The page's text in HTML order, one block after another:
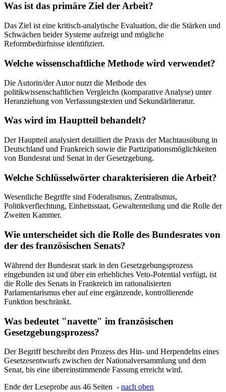
Was ist das primäre Ziel der Arbeit?
Das Ziel ist eine kritisch-analytische Evaluation, die die Stärken und
Schwächen beider Systeme aufzeigt und mögliche
Reformbedürfnisse identifiziert.
Welche wissenschaftliche Methode wird verwendet?
Die Autorin/der Autor nutzt die Methode des
politikwissenschaftlichen Vergleichs (komparative Analyse) unter
Heranziehung von Verfassungstexten und Sekundärliteratur.
Was wird im Hauptteil behandelt?
Der Hauptteil analysiert detailliert die Praxis der Machtausübung in
Deutschland und Frankreich sowie die Partizipationsmöglichkeiten
von Bundesrat und Senat in der Gesetzgebung.
Welche Schlüsselwörter charakterisieren die Arbeit?
Wesentliche Begriffe sind Föderalismus, Zentralismus,
Politikverflechtung, Einheitsstaat, Gewaltenteilung und die Rolle der
Zweiten Kammer.
Wie unterscheidet sich die Rolle des Bundesrates von
der des französischen Senats?
Während der Bundesrat stark in den Gesetzgebungsprozess
eingebunden ist und über ein erhebliches Veto-Potential verfügt, ist
die Rolle des Senats in Frankreich im rationalisierten
Parlamentarismus eher auf eine ergänzende, kontrollierende
Funktion beschränkt.
Was bedeutet "navette" im französischen
Gesetzgebungsprozess?
Der Begriff beschreibt den Prozess des Hin- und Herpendelns eines
Gesetzesentwurfs zwischen der Nationalversammlung und dem
Senat, bis eine übereinstimmende Fassung erreicht wird.
Ende der Leseprobe aus 46 Seiten - nach oben